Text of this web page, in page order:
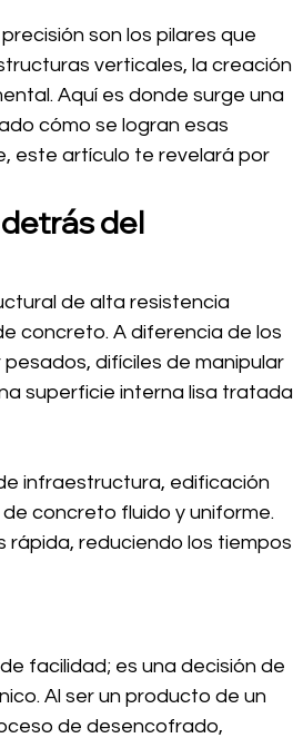
son los pilares que
verticales, la creación
Aquí es donde surge una
cómo se logran esas
este artículo te revelará por
del
de alta resistencia
concreto. A diferencia de los
difíciles de manipular
superficie interna lisa tratada
infraestructura, edificación
concreto fluido y uniforme.
rápida, reduciendo los tiempos
facilidad; es una decisión de
Al ser un producto de un
de desencofrado,